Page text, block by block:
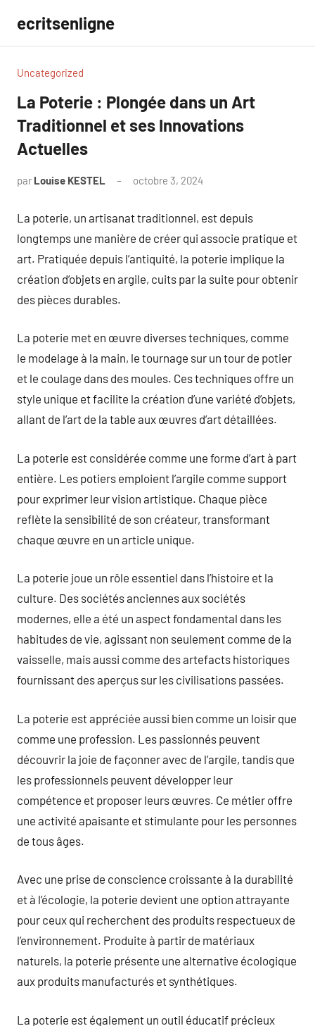
contenu
ecritsenligne
Uncategorized
La Poterie : Plongée dans un Art
Traditionnel et ses Innovations
Actuelles
par Louise KESTEL octobre 3, 2024
La poterie, un artisanat traditionnel, est depuis
longtemps une manière de créer qui associe pratique et
art. Pratiquée depuis l’antiquité, la poterie implique la
création d’objets en argile, cuits par la suite pour obtenir
des pièces durables.
La poterie met en œuvre diverses techniques, comme
le modelage à la main, le tournage sur un tour de potier
et le coulage dans des moules. Ces techniques offre un
style unique et facilite la création d’une variété d’objets,
allant de l’art de la table aux œuvres d’art détaillées.
La poterie est considérée comme une forme d’art à part
entière. Les potiers emploient l’argile comme support
pour exprimer leur vision artistique. Chaque pièce
reflète la sensibilité de son créateur, transformant
chaque œuvre en un article unique.
La poterie joue un rôle essentiel dans l’histoire et la
culture. Des sociétés anciennes aux sociétés
modernes, elle a été un aspect fondamental dans les
habitudes de vie, agissant non seulement comme de la
vaisselle, mais aussi comme des artefacts historiques
fournissant des aperçus sur les civilisations passées.
La poterie est appréciée aussi bien comme un loisir que
comme une profession. Les passionnés peuvent
découvrir la joie de façonner avec de l’argile, tandis que
les professionnels peuvent développer leur
compétence et proposer leurs œuvres. Ce métier offre
une activité apaisante et stimulante pour les personnes
de tous âges.
Avec une prise de conscience croissante à la durabilité
et à l’écologie, la poterie devient une option attrayante
pour ceux qui recherchent des produits respectueux de
l’environnement. Produite à partir de matériaux
naturels, la poterie présente une alternative écologique
aux produits manufacturés et synthétiques.
La poterie est également un outil éducatif précieux